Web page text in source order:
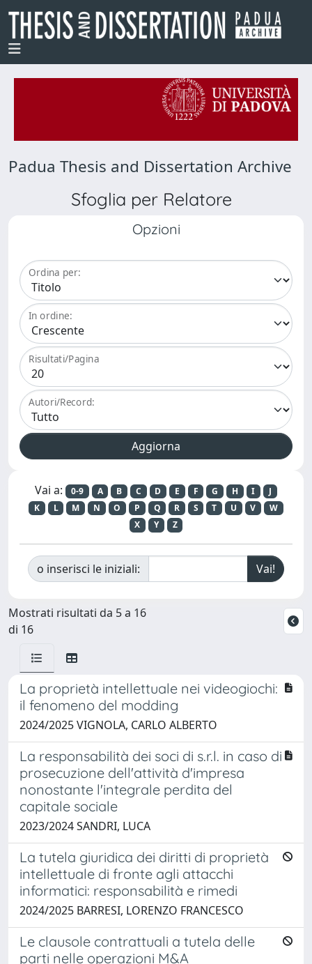
Padua Thesis and Dissertation Archive
Sfoglia per Relatore
Opzioni
Ordina per:
In ordine:
Risultati/Pagina
Autori/Record:
Vai a: 0-9 A B C D E F G H I
J
K
L M N O P Q R S T U V
W
X
Y Z
o inserisci le iniziali:
Mostrati risultati da 5 a 16
di 16
La proprietà intellettuale nei videogiochi:
il fenomeno del modding
2024/2025 VIGNOLA, CARLO ALBERTO
La responsabilità dei soci di s.r.l. in caso di
prosecuzione dell'attività d'impresa
nonostante l'integrale perdita del
capitale sociale
2023/2024 SANDRI, LUCA
La tutela giuridica dei diritti di proprietà
intellettuale di fronte agli attacchi
informatici: responsabilità e rimedi
2024/2025 BARRESI, LORENZO FRANCESCO
Le clausole contrattuali a tutela delle
parti nelle operazioni M&A